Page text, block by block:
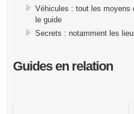
Véhicules : tout les moyens
le guide
Secrets : notamment les
Guides en relation